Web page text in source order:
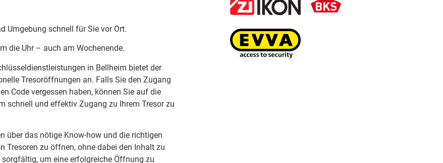
Umgebung schnell für Sie vor Ort.
die Uhr – auch am Wochenende.
in Bellheim bietet der
Tresoröffnungen an. Falls Sie den Zugang
Code vergessen haben, können Sie auf die
schnell und effektiv Zugang zu Ihrem Tresor zu
über das nötige Know-how und die richtigen
Tresoren zu öffnen, ohne dabei den Inhalt zu
um eine erfolgreiche Öffnung zu